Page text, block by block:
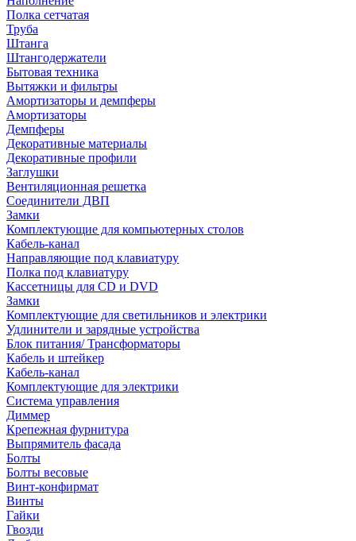
Полка сетчатая
Труба
Штанга
Штангодержатели
Бытовая техника
Вытяжки и фильтры
Амортизаторы и демпферы
Амортизаторы
Демпферы
Декоративные материалы
Декоративные профили
Заглушки
Вентиляционная решетка
Соединители ДВП
Замки
Комплектующие для компьютерных столов
Кабель-канал
Направляющие под клавиатуру
Полка под клавиатуру
Кассетницы для CD и DVD
Замки
Комплектующие для светильников и электрики
Удлинители и зарядные устройства
Блок питания/ Трансформаторы
Кабель и штейкер
Кабель-канал
Комплектующие для электрики
Система управления
Диммер
Крепежная фурнитура
Выпрямитель фасада
Болты
Болты весовые
Винт-конфирмат
Винты
Гайки
Гвозди